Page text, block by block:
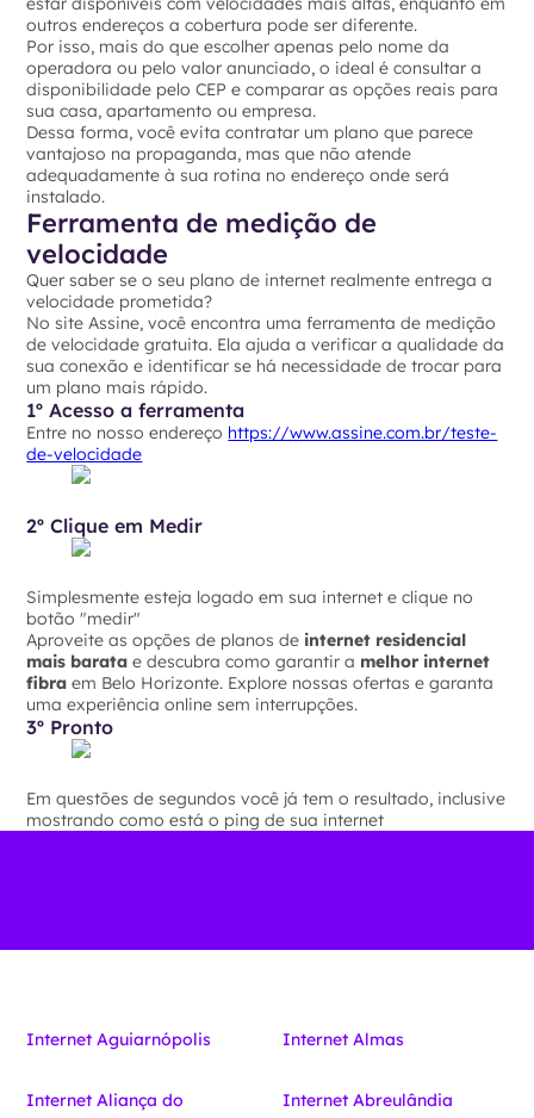
outros endereços a cobertura pode ser diferente.
Por isso, mais do que escolher apenas pelo nome da
operadora ou pelo valor anunciado, o ideal é consultar a
disponibilidade pelo CEP e comparar as opções reais para
sua casa, apartamento ou empresa.
Dessa forma, você evita contratar um plano que parece
vantajoso na propaganda, mas que não atende
adequadamente à sua rotina no endereço onde será
instalado.
Ferramenta de medição de
velocidade
Quer saber se o seu plano de internet realmente entrega a
velocidade prometida?
No site Assine, você encontra uma ferramenta de medição
de velocidade gratuita. Ela ajuda a verificar a qualidade da
sua conexão e identificar se há necessidade de trocar para
um plano mais rápido.
1º Acesso a ferramenta
Entre no nosso endereço https://www.assine.com.br/teste-
de-velocidade
2º Clique em Medir
Simplesmente esteja logado em sua internet e clique no
botão "medir"
Aproveite as opções de planos de internet residencial
mais barata e descubra como garantir a melhor internet
fibra em Belo Horizonte. Explore nossas ofertas e garanta
uma experiência online sem interrupções.
3º Pronto
Em questões de segundos você já tem o resultado, inclusive
mostrando como está o ping de sua internet
Internet Aguiarnópolis Internet Almas
Internet Aliança do
Internet Abreulândia